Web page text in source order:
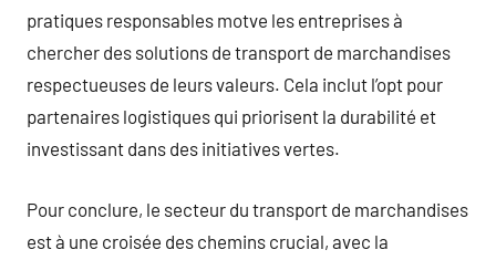
pratiques responsables motve les entreprises à
chercher des solutions de transport de marchandises
respectueuses de leurs valeurs. Cela inclut l’opt pour
partenaires logistiques qui priorisent la durabilité et
investissant dans des initiatives vertes.
Pour conclure, le secteur du transport de marchandises
est à une croisée des chemins crucial, avec la